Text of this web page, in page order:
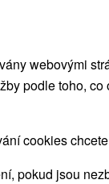
webovými
podle toho,
cookies
pokud jsou